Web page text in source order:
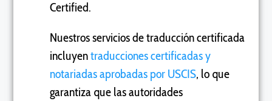
Certified.
Nuestros servicios de traducción certificada
incluyentraducciones certificadas y
notariadas aprobadas por USCIS, lo que
garantiza que las autoridades